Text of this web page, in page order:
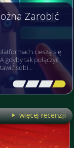
Zarobić
cieszą się
gdyby tak połączyć
sobi…
[\ \\ \\ \]
więcej recenzji